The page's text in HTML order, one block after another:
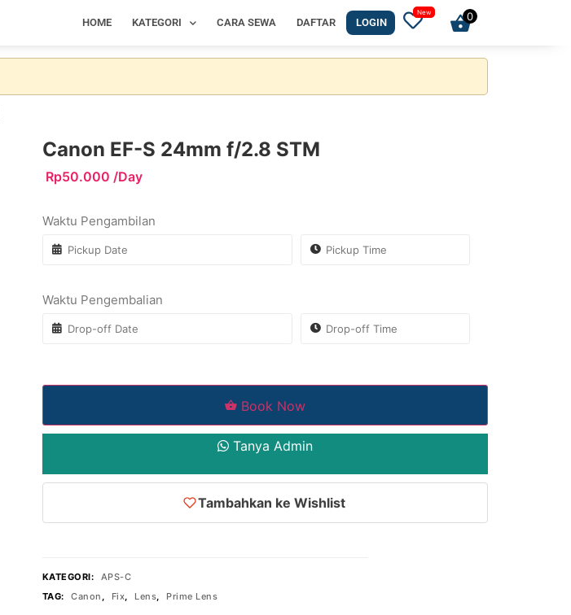
HOME KATEGORI CARA SEWA DAFTAR LOGIN 0
Canon EF-S 24mm f/2.8 STM
Rp50.000 /Day
Waktu Pengambilan
Waktu Pengembalian
Book Now
Tanya Admin
Tambahkan ke Wishlist
KATEGORI:
APS-C
TAG:
Canon , Fix, Lens, Prime Lens